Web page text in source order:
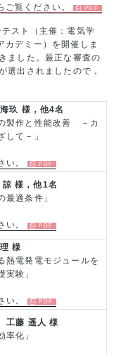
覧ください。
スト（主催：電気学
デミー）を開催しま
ました。厳正な審査の
選出されましたので，
玖 様，他4名
製作と性能改善 －カ
して－」
い。
様，他1名
最適条件」
い。
様
熱電発電モジュールを
実験」
い。
工藤 遥人 様
率化」